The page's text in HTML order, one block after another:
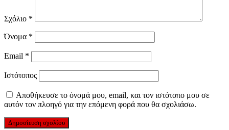
Σχόλιο *
Όνομα *
Email *
Ιστότοπος
Αποθήκευσε το όνομά μου, email, και τον ιστότοπο μου σε
αυτόν τον πλοηγό για την επόμενη φορά που θα σχολιάσω.